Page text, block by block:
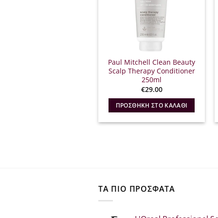
Paul Mitchell Clean Beauty
Scalp Therapy Conditioner
250ml
€29.00
ΠΡΟΣΘΉΚΗ ΣΤΟ ΚΑΛΆΘΙ
ΤΑ ΠΙΟ ΠΡΟΣΦΑΤΑ